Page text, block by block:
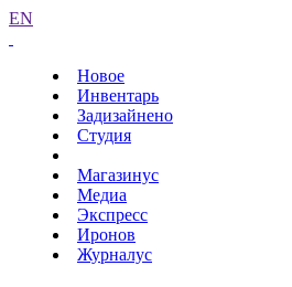
EN
Новое
Инвентарь
Задизайнено
Студия
Магазинус
Медиа
Экспресс
Иронов
Журналус